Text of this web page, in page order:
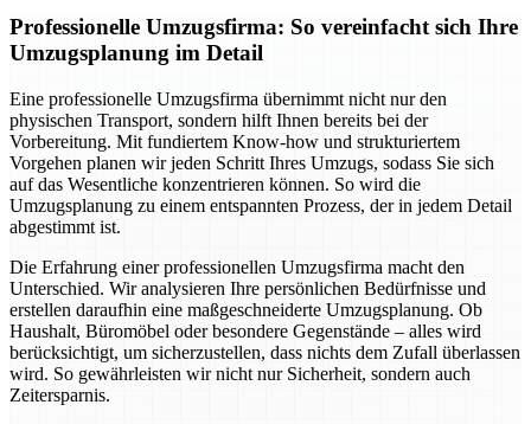
Professionelle Umzugsfirma: So vereinfacht sich Ihre
Umzugsplanung im Detail
Eine professionelle Umzugsfirma übernimmt nicht nur den
physischen Transport, sondern hilft Ihnen bereits bei der
Vorbereitung. Mit fundiertem Know-how und strukturiertem
Vorgehen planen wir jeden Schritt Ihres Umzugs, sodass Sie sich
auf das Wesentliche konzentrieren können. So wird die
Umzugsplanung zu einem entspannten Prozess, der in jedem Detail
abgestimmt ist.
Die Erfahrung einer professionellen Umzugsfirma macht den
Unterschied. Wir analysieren Ihre persönlichen Bedürfnisse und
erstellen daraufhin eine maßgeschneiderte Umzugsplanung. Ob
Haushalt, Büromöbel oder besondere Gegenstände – alles wird
berücksichtigt, um sicherzustellen, dass nichts dem Zufall überlassen
wird. So gewährleisten wir nicht nur Sicherheit, sondern auch
Zeitersparnis.